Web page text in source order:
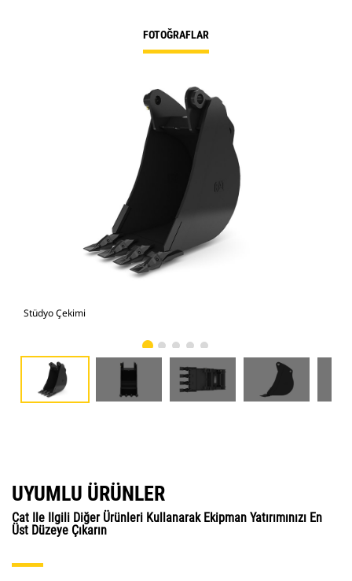
FOTOĞRAFLAR
Stüdyo Çekimi
UYUMLU ÜRÜNLER
Cat Ile Ilgili Diğer Ürünleri Kullanarak Ekipman Yatırımınızı En
Üst Düzeye Çıkarın